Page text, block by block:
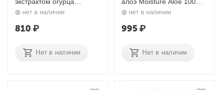
Moisture Cucumber 100%
Soothing Gel 300 мл.
Lebelage
нет в наличии
810₽
Нет в наличии
Soothing Gel 300 мл.
Lebelage
нет в наличии
995₽
Нет в наличии